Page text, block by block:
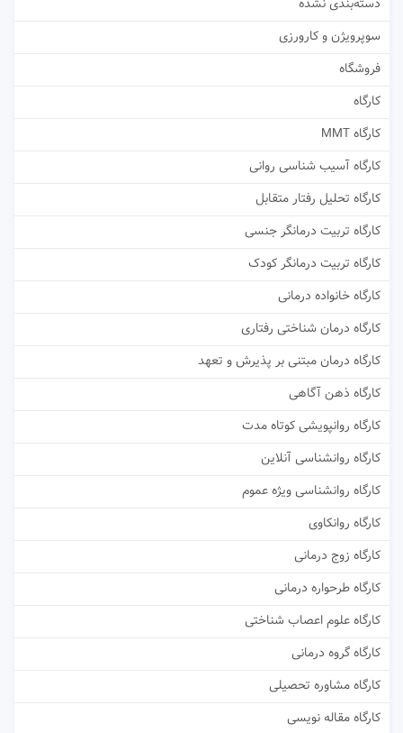
سوپرویژن و کارورزی
فروشگاه
کارگاه
کارگاه MMT
کارگاه آسیب شناسی روانی
کارگاه تحلیل رفتار متقابل
کارگاه تربیت درمانگر جنسی
کارگاه تربیت درمانگر کودک
کارگاه خانواده درمانی
کارگاه درمان شناختی رفتاری
کارگاه درمان مبتنی بر پذیرش و تعهد
کارگاه ذهن آگاهی
کارگاه روانپویشی کوتاه مدت
کارگاه روانشناسی آنلاین
کارگاه روانشناسی ویژه عموم
کارگاه روانکاوی
کارگاه زوج درمانی
کارگاه طرحواره درمانی
کارگاه علوم اعصاب شناختی
کارگاه گروه درمانی
کارگاه مشاوره تحصیلی
کارگاه مقاله نویسی